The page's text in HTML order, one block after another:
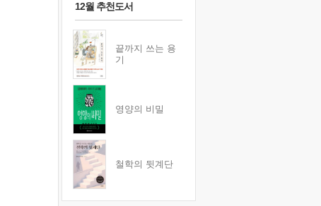
12월 추천도서
끝까지 쓰는 용
기
영양의 비밀
철학의 뒷계단